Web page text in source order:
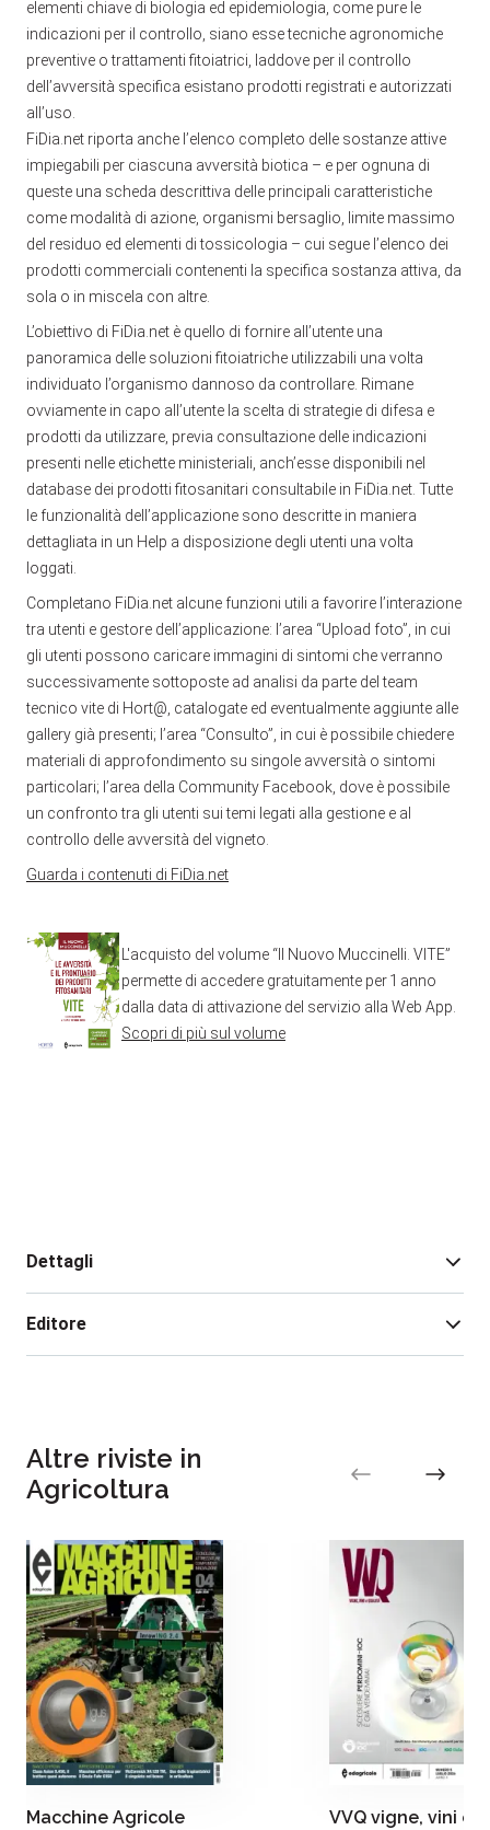
elementi chiave di biologia ed epidemiologia, come pure le
indicazioni per il controllo, siano esse tecniche agronomiche
preventive o trattamenti fitoiatrici, laddove per il controllo
dell’avversità specifica esistano prodotti registrati e autorizzati
all’uso.
FiDia.net riporta anche l’elenco completo delle sostanze attive
impiegabili per ciascuna avversità biotica – e per ognuna di
queste una scheda descrittiva delle principali caratteristiche
come modalità di azione, organismi bersaglio, limite massimo
del residuo ed elementi di tossicologia – cui segue l’elenco dei
prodotti commerciali contenenti la specifica sostanza attiva, da
sola o in miscela con altre.
L’obiettivo di FiDia.net è quello di fornire all’utente una
panoramica delle soluzioni fitoiatriche utilizzabili una volta
individuato l’organismo dannoso da controllare. Rimane
ovviamente in capo all’utente la scelta di strategie di difesa e
prodotti da utilizzare, previa consultazione delle indicazioni
presenti nelle etichette ministeriali, anch’esse disponibili nel
database dei prodotti fitosanitari consultabile in FiDia.net. Tutte
le funzionalità dell’applicazione sono descritte in maniera
dettagliata in un Help a disposizione degli utenti una volta
loggati.
Completano FiDia.net alcune funzioni utili a favorire l’interazione
tra utenti e gestore dell’applicazione: l’area “Upload foto”, in cui
gli utenti possono caricare immagini di sintomi che verranno
successivamente sottoposte ad analisi da parte del team
tecnico vite di Hort@, catalogate ed eventualmente aggiunte alle
gallery già presenti; l’area “Consulto”, in cui è possibile chiedere
materiali di approfondimento su singole avversità o sintomi
particolari; l’area della Community Facebook, dove è possibile
un confronto tra gli utenti sui temi legati alla gestione e al
controllo delle avversità del vigneto.
Guarda i contenuti di FiDia.net
L'acquisto del volume “Il Nuovo Muccinelli. VITE”
permette di accedere gratuitamente per 1 anno
dalla data di attivazione del servizio alla Web App.
Scopri di più sul volume
Dettagli
Editore
Il marchio Edagricole, nato nel 1937 per
contraddistinguere la produzione della prima
casa editrice italiana interamente dedicata al
settore agricolo, è oggi leader nell’informazione
del settore agricolo e agroalimentare
Altre riviste in
Agricoltura
Macchine Agricole VVQ vigne, vini e